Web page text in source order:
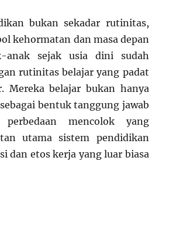
bukan sekadar rutinitas,
kehormatan dan masa depan
anak sejak usia dini sudah
rutinitas belajar yang padat
Mereka belajar bukan hanya
bentuk tanggung jawab
mencolok yang
utama sistem pendidikan
dan etos kerja yang luar biasa